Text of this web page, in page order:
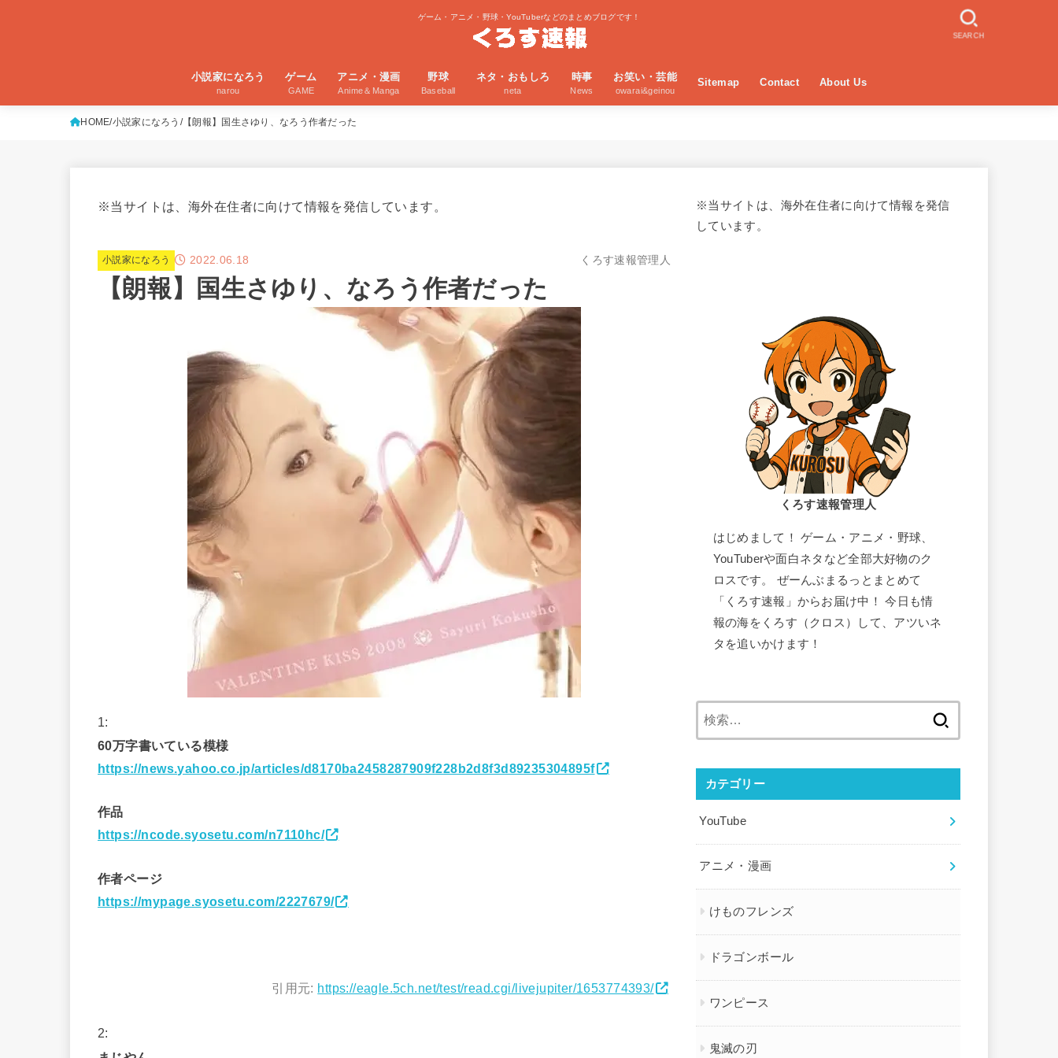
ゲーム・アニメ・野球・YouTuberなどのまとめブログです！
小説家になろう
narou
ゲーム
GAME
アニメ・漫画
Anime＆Manga
野球
Baseball
ネタ・おもしろ
neta
時事
News
お笑い・芸能
owarai&geinou
Sitemap Contact About Us
SEARCH
HOME 小説家になろう 【朗報】国生さゆり、なろう作者だった
※当サイトは、海外在住者に向けて情報を発信しています。
小説家になろう 2022.06.18 くろす速報管理人
【朗報】国生さゆり、なろう作者だった
1:
60万字書いている模様
https://news.yahoo.co.jp/articles/d8170ba2458287909f228b2d8f3d89235304895f
作品
https://ncode.syosetu.com/n7110hc/
作者ページ
https://mypage.syosetu.com/2227679/
引用元: https://eagle.5ch.net/test/read.cgi/livejupiter/1653774393/
2:
※当サイトは、海外在住者に向けて情報を発信
しています。
くろす速報管理人
はじめまして！ ゲーム・アニメ・野球、
YouTuberや面白ネタなど全部大好物のク
ロスです。 ぜーんぶまるっとまとめて
「くろす速報」からお届け中！ 今日も情
報の海をくろす（クロス）して、アツいネ
タを追いかけます！
カテゴリー
YouTube
アニメ・漫画
けものフレンズ
ドラゴンボール
ワンピース
鬼滅の刃